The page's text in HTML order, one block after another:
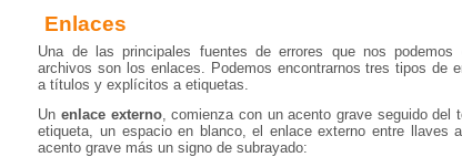
Enlaces
Una de las principales fuentes de errores que nos podemos
archivos son los enlaces. Podemos encontrarnos tres tipos de
a títulos y explícitos a etiquetas.
Unenlace externo, comienza con un acento grave seguido del
etiqueta, un espacio en blanco, el enlace externo entre llaves
acento grave más un signo de subrayado: